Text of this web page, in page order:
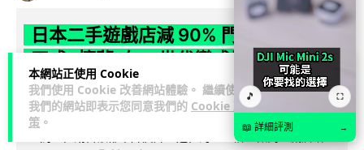
本網站正使用 Cookie
我們使用 Cookie 改善網站體驗。 繼續使用
我們的網站即表示您同意我們的 Cookie 政
策 。
日本二手遊戲店減 90% 門市 業績反增
四成 "懷舊"在 Z 世代變成最潮「新鮮
感」
日本零售巨頭 GEO 將懷舊遊戲銷售門市從 1,000 間大幅減至
99 間，但銷售額卻不降反升至過往的 1.4 倍。做到「減店增
🎵 ⛶
📖 詳細評測 →